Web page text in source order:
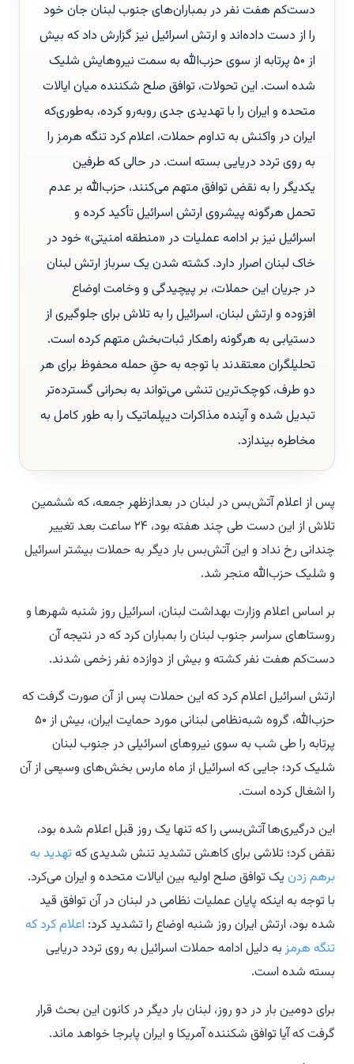
دست‌کم هفت نفر در بمباران‌های جنوب لبنان جان خود
را از دست داده‌اند و ارتش اسرائیل نیز گزارش داد که بیش
از ۵۰ پرتابه از سوی حزب‌الله به سمت نیروهایش شلیک
شده است. این تحولات، توافق صلح شکننده میان ایالات
متحده و ایران را با تهدیدی جدی روبه‌رو کرده، به‌طوری‌که
ایران در واکنش به تداوم حملات، اعلام کرد تنگه هرمز را
به روی تردد دریایی بسته است. در حالی که طرفین
یکدیگر را به نقض توافق متهم می‌کنند، حزب‌الله بر عدم
تحمل هرگونه پیشروی ارتش اسرائیل تأکید کرده و
اسرائیل نیز بر ادامه عملیات در «منطقه امنیتی» خود در
خاک لبنان اصرار دارد. کشته شدن یک سرباز ارتش لبنان
در جریان این حملات، بر پیچیدگی و وخامت اوضاع
افزوده و ارتش لبنان، اسرائیل را به تلاش برای جلوگیری از
دستیابی به هرگونه راهکار ثبات‌بخش متهم کرده است.
تحلیلگران معتقدند با توجه به حقِ حمله محفوظ برای هر
دو طرف، کوچک‌ترین تنشی می‌تواند به بحرانی گسترده‌تر
تبدیل شده و آینده مذاکرات دیپلماتیک را به طور کامل به
مخاطره بیندازد.
پس از اعلام آتش‌بس در لبنان در بعدازظهر جمعه، که ششمین
تلاش از این دست طی چند هفته بود، ۲۴ ساعت بعد تغییر
چندانی رخ نداد و این آتش‌بس بار دیگر به حملات بیشتر اسرائیل
و شلیک حزب‌الله منجر شد.
بر اساس اعلام وزارت بهداشت لبنان، اسرائیل روز شنبه شهرها و
روستاهای سراسر جنوب لبنان را بمباران کرد که در نتیجه آن
دست‌کم هفت نفر کشته و بیش از دوازده نفر زخمی شدند.
ارتش اسرائیل اعلام کرد که این حملات پس از آن صورت گرفت که
حزب‌الله، گروه شبه‌نظامی لبنانی مورد حمایت ایران، بیش از ۵۰
پرتابه را طی شب به سوی نیروهای اسرائیلی در جنوب لبنان
شلیک کرد؛ جایی که اسرائیل از ماه مارس بخش‌های وسیعی از آن
را اشغال کرده است.
این درگیری‌ها آتش‌بسی را که تنها یک روز قبل اعلام شده بود،
نقض کرد؛ تلاشی برای کاهش تشدید تنش شدیدی که تهدید به
برهم زدن یک توافق صلح اولیه بین ایالات متحده و ایران می‌کرد.
با توجه به اینکه پایان عملیات نظامی در لبنان در آن توافق قید
شده بود، ارتش ایران روز شنبه اوضاع را تشدید کرد: اعلام کرد که
تنگه هرمز به دلیل ادامه حملات اسرائیل به روی تردد دریایی
بسته شده است.
برای دومین بار در دو روز، لبنان بار دیگر در کانون این بحث قرار
گرفت که آیا توافق شکننده آمریکا و ایران پابرجا خواهد ماند.